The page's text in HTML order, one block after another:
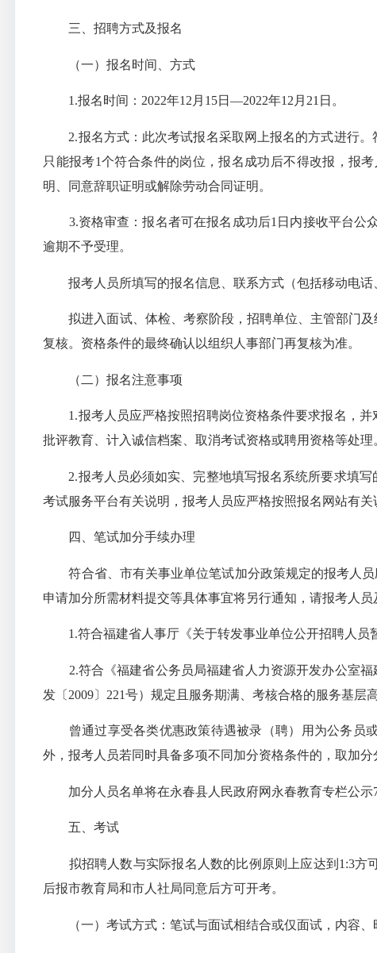
三、招聘方式及报名
（一）报名时间、方式
1.报名时间：2022年12月15日—2022年12月21日。
2.报名方式：此次考试报名采取网上报名的方式进行
只能报考1个符合条件的岗位，报名成功后不得改报，报
明、同意辞职证明或解除劳动合同证明。
3.资格审查：报名者可在报名成功后1日内接收平台公
逾期不予受理。
报考人员所填写的报名信息、联系方式（包括移动电
拟进入面试、体检、考察阶段，招聘单位、主管部门
复核。资格条件的最终确认以组织人事部门再复核为准。
（二）报名注意事项
1.报考人员应严格按照招聘岗位资格条件要求报名，
批评教育、计入诚信档案、取消考试资格或聘用资格等处理
2.报考人员必须如实、完整地填写报名系统所要求填
考试服务平台有关说明，报考人员应严格按照报名网站有关
四、笔试加分手续办理
符合省、市有关事业单位笔试加分政策规定的报考人
申请加分所需材料提交等具体事宜将另行通知，请报考人
1.符合福建省人事厅《关于转发事业单位公开招聘人员
2.符合《福建省公务员局福建省人力资源开发办公室
发〔2009〕221号）规定且服务期满、考核合格的服务基层
曾通过享受各类优惠政策待遇被录（聘）用为公务员
外，报考人员若同时具备多项不同加分资格条件的，取加分
加分人员名单将在永春县人民政府网永春教育专栏公示
五、考试
拟招聘人数与实际报名人数的比例原则上应达到 1:3方
后报市教育局和市人社局同意后方可开考。
（一）考试方式 ：笔试与面试相结合或仅面试， 内容、